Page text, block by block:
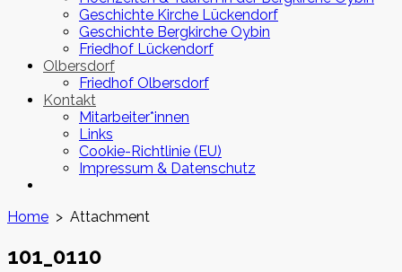
Geschichte Kirche Lückendorf
Geschichte Bergkirche Oybin
Friedhof Lückendorf
Olbersdorf
Friedhof Olbersdorf
Kontakt
Mitarbeiter*innen
Links
Cookie-Richtlinie (EU)
Impressum & Datenschutz
Home > Attachment
101_0110